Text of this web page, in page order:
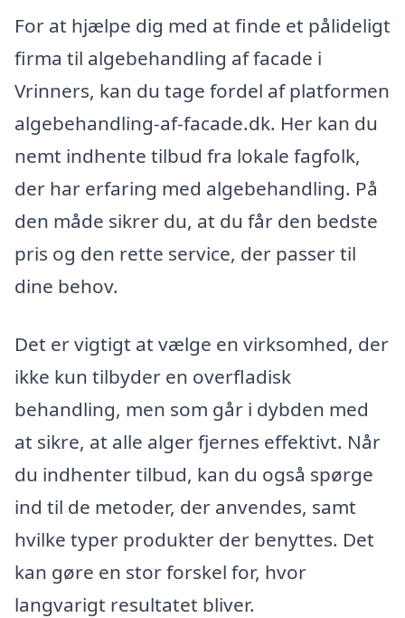
For at hjælpe dig med at finde et pålideligt
firma til algebehandling af facade i
Vrinners, kan du tage fordel af platformen
algebehandling-af-facade.dk. Her kan du
nemt indhente tilbud fra lokale fagfolk,
der har erfaring med algebehandling. På
den måde sikrer du, at du får den bedste
pris og den rette service, der passer til
dine behov.
Det er vigtigt at vælge en virksomhed, der
ikke kun tilbyder en overfladisk
behandling, men som går i dybden med
at sikre, at alle alger fjernes effektivt. Når
du indhenter tilbud, kan du også spørge
ind til de metoder, der anvendes, samt
hvilke typer produkter der benyttes. Det
kan gøre en stor forskel for, hvor
langvarigt resultatet bliver.